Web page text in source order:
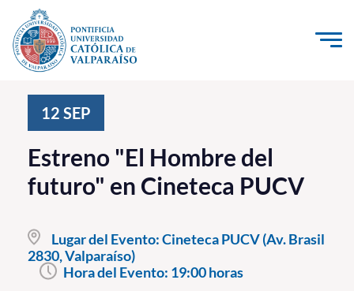
Click acá para ir directamente al contenido
Investigación, Creación e Innovación
PUCV Internacional
Vinculación con el Medio
Admisión
Pregrado
12 SEP
Estreno "El Hombre del
futuro" en Cineteca PUCV
Lugar del Evento:Cineteca PUCV (Av. Brasil
2830, Valparaíso)
Hora del Evento: 19:00 horas